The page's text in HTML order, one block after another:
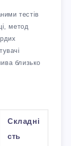
тестів
метод
близько
Складні
сть